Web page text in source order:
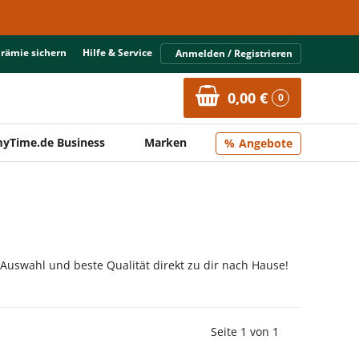
sichern Hilfe & Service Anmelden / Registrieren
0,00 € 0
Business Marken Angebote
und beste Qualität direkt zu dir nach Hause!
Vorherige Seite
Seite 1 von 1